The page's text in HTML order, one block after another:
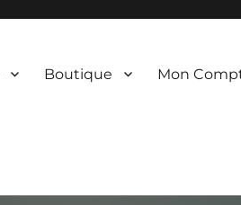
Boutique Mon